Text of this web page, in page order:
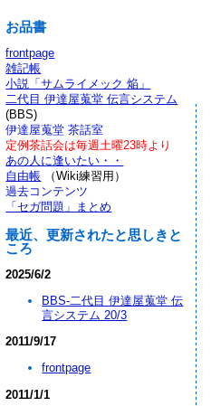
お品書
frontpage
雑記帳
小説「サムライメック 焔」
二代目 伊達屋蒐堂 伝言システム
(BBS)
伊達屋蒐堂 茶話室
定例茶話会は毎週土曜23時より
あの人に逢いたい・・
自由帳 （Wiki練習用）
過去コンテンツ
「セガ問題」まとめ
最近、更新されたと思しきと
ころ
2025/6/2
BBS-二代目 伊達屋蒐堂 伝
言システム 20/3
2011/9/17
frontpage
2011/1/1